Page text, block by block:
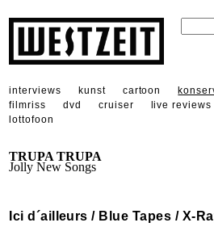
interviews kunst cartoon
filmriss
dvd cruiser live reviews
lottofoon
TRUPA TRUPA
Jolly New Songs
Ici d´ailleurs / Blue Tapes / X-